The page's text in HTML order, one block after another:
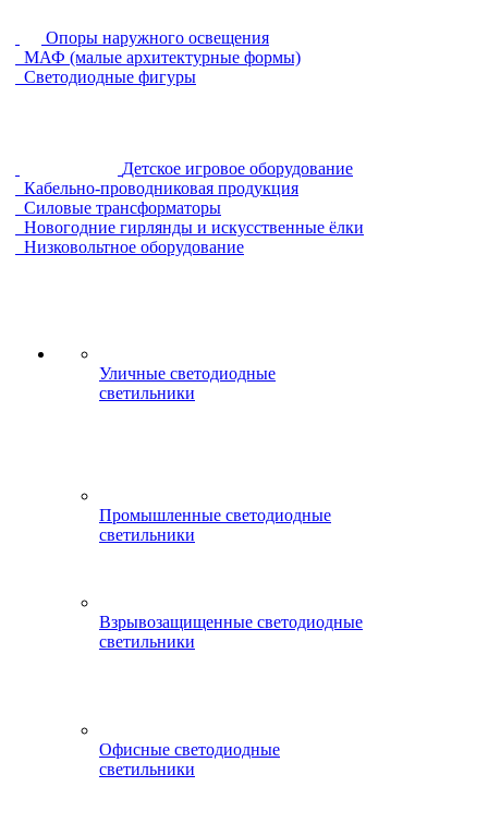
Опоры наружного освещения
МАФ (малые архитектурные формы)
Светодиодные фигуры
Детское игровое оборудование
Кабельно-проводниковая продукция
Силовые трансформаторы
Новогодние гирлянды и искусственные ёлки
Низковольтное оборудование
Уличные светодиодные
светильники
Промышленные светодиодные
светильники
Взрывозащищенные светодиодные
светильники
Офисные светодиодные
светильники